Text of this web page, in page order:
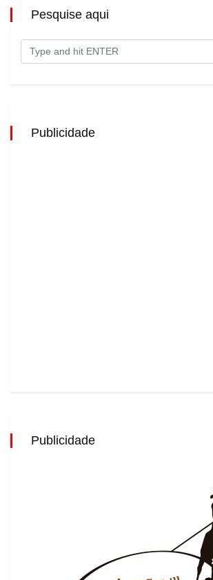
Pesquise aqui
Publicidade
Publicidade